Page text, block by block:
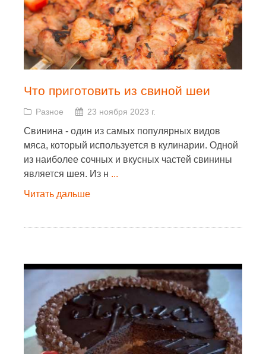
Что приготовить из свиной шеи
Разное 23 ноября 2023 г.
Свинина - один из самых популярных видов
мяса, который используется в кулинарии. Одной
из наиболее сочных и вкусных частей свинины
является шея. Из н ...
Читать дальше